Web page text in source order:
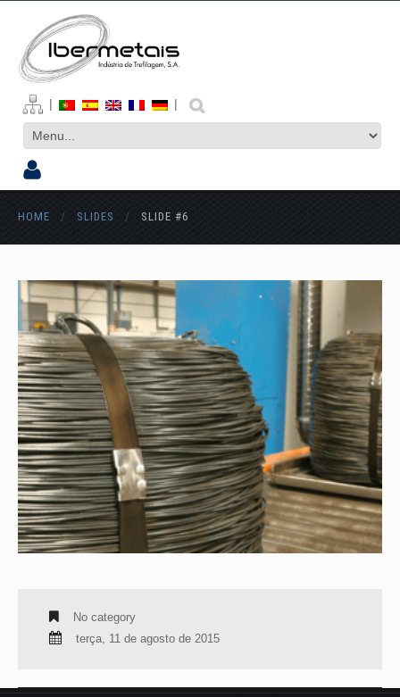
| |
HOME / SLIDES / SLIDE #6
No category
terça, 11 de agosto de 2015